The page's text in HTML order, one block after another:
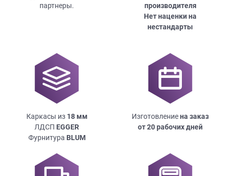
партнеры.
производителя
Нет наценки на
нестандарты
Каркасы из 18мм
ЛДСП EGGER
Фурнитура BLUM
Изготовлениена заказ
от 20 рабочих дней